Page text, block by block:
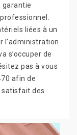
garantie
liées à un
l’administration
s’occuper de
pas à vous
afin de
satisfait des